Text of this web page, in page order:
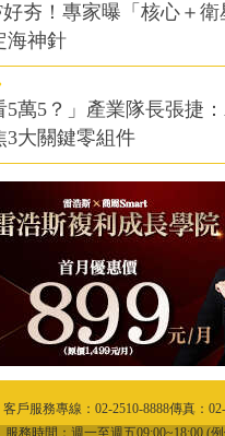
夯！專家曝「核心＋
海神針
5萬5？」產業隊長張捷
3大關鍵零組件
客戶服務專線：02-2510-8888傳真：
服務時間：週一至週五09:00~18:00 (